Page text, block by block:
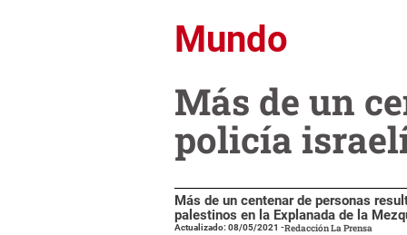
Mundo
Más de un
policía
Más de un centenar de personas
palestinos en la Explanada de la
Actualizado: 08/05/2021 -Redacción La Prensa